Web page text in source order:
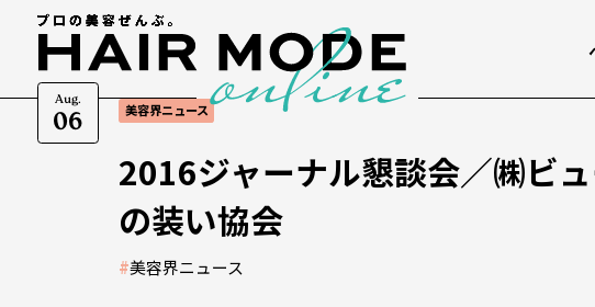
Aug.
06 美容界ニュース
2016ジャーナル懇談会／㈱ビ
の装い協会
#美容界ニュース